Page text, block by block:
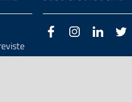
CE
FacebookInstagramLinkedIn